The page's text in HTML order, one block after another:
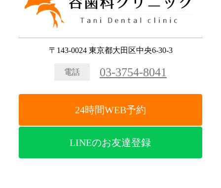
〒143-0024 東京都大田区中央6-30-3
電話 03-3754-8041
24時間WEB予約
LINEのお友達登録